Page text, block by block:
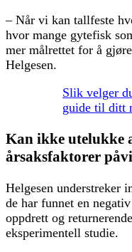
‒ Når vi kan tallfeste
hvor mange gytefisk
mer målrettet for å
Helgesen.
Slik velger
guide til ditt
Kan ikke utelukke
årsaksfaktorer
Helgesen understreker
de har funnet en
oppdrett og
eksperimentell studie.